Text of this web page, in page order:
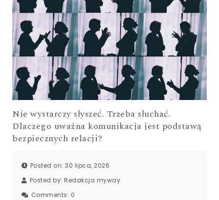
Nie wystarczy słyszeć. Trzeba słuchać.
Dlaczego uważna komunikacja jest podstawą
bezpiecznych relacji?
Posted on: 30 lipca, 2026
Posted by: Redakcja myway
Comments: 0